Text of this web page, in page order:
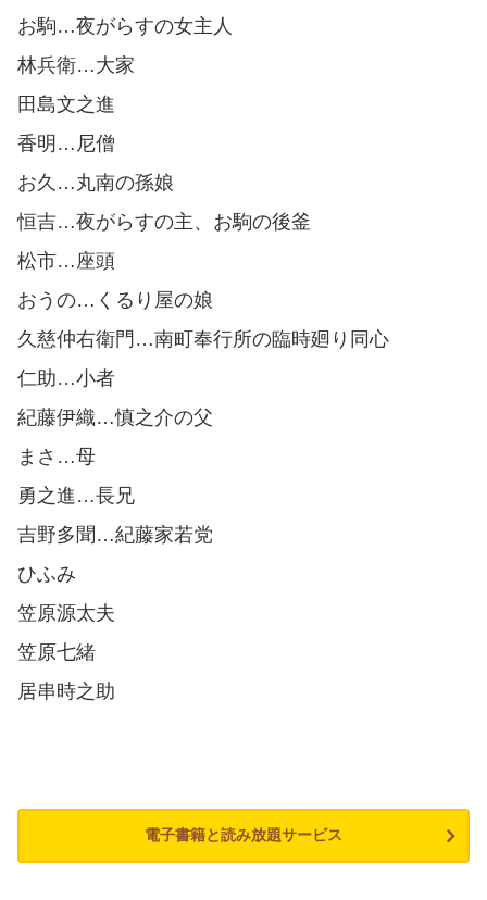
お駒…夜がらすの女主人
林兵衛…大家
田島文之進
香明…尼僧
お久…丸南の孫娘
恒吉…夜がらすの主、お駒の後釜
松市…座頭
おうの…くるり屋の娘
久慈仲右衛門…南町奉行所の臨時廻り同心
仁助…小者
紀藤伊織…慎之介の父
まさ…母
勇之進…長兄
吉野多聞…紀藤家若党
ひふみ
笠原源太夫
笠原七緒
居串時之助
電子書籍と読み放題サービス